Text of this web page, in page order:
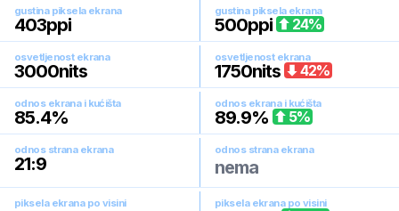
gustina piksela ekrana
403ppi
gustina piksela ekrana
500ppi 24%
osvetljenost ekrana
3000nits
osvetljenost ekrana
1750nits 42%
odnos ekrana i kućišta
85.4%
odnos ekrana i kućišta
89.9% 5%
odnos strana ekrana
21:9
odnos strana ekrana
nema
piksela ekrana po visini piksela ekrana po visini